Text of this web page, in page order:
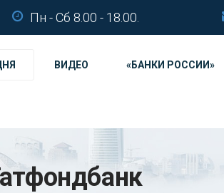
Пн - Сб 8.00 - 18.00.
ВИДЕО «БАНКИ РОССИИ»